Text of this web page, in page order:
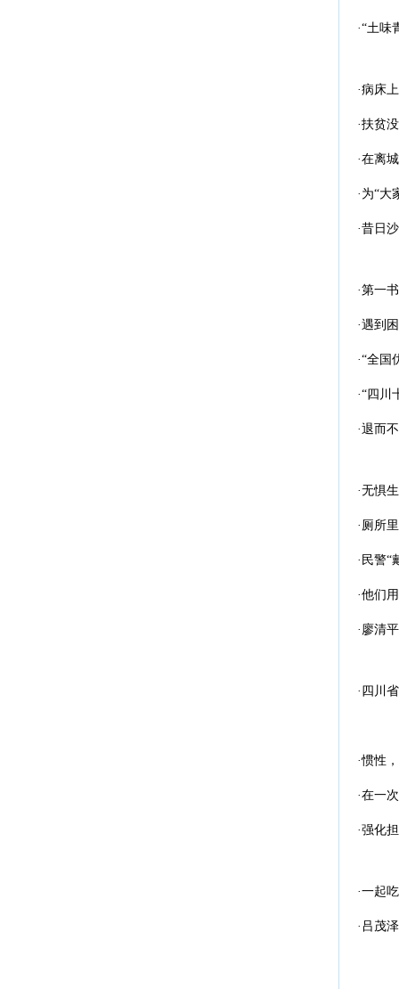
·“土味
·病床
·扶贫
·在离
·为“大
·昔日
·第一
·遇到
·“全国
·“四川
·退而
·无惧
·厕所
·民警“
·他们
·廖清
·四川
·惯性
·在一
·强化
·一起
·吕茂